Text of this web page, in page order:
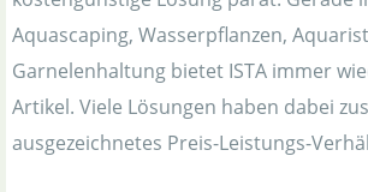
Aquascaping, Wasserpflanzen,
Garnelenhaltung bietet ISTA immer
Artikel. Viele Lösungen haben dabei
ausgezeichnetes Preis-Leistungs-